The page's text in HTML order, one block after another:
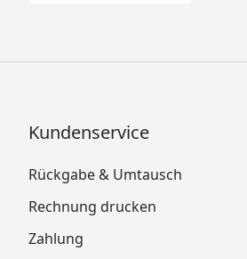
Kundenservice
Rückgabe & Umtausch
Rechnung drucken
Zahlung